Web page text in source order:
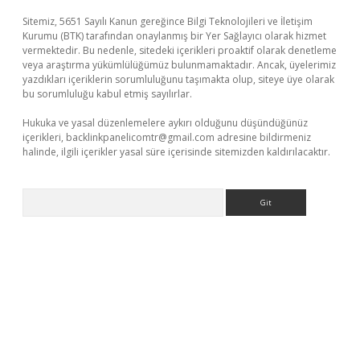
Sitemiz, 5651 Sayılı Kanun gereğince Bilgi Teknolojileri ve İletişim
Kurumu (BTK) tarafından onaylanmış bir Yer Sağlayıcı olarak hizmet
vermektedir. Bu nedenle, sitedeki içerikleri proaktif olarak denetleme
veya araştırma yükümlülüğümüz bulunmamaktadır. Ancak, üyelerimiz
yazdıkları içeriklerin sorumluluğunu taşımakta olup, siteye üye olarak
bu sorumluluğu kabul etmiş sayılırlar.
Hukuka ve yasal düzenlemelere aykırı olduğunu düşündüğünüz
içerikleri, backlinkpanelicomtr@gmail.com adresine bildirmeniz
halinde, ilgili içerikler yasal süre içerisinde sitemizden kaldırılacaktır.